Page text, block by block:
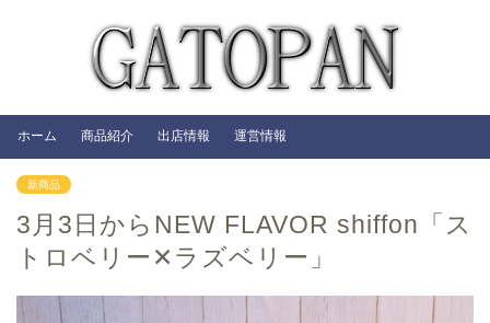
ホーム 商品紹介 出店情報 運営情報
新商品
3月3日からNEW FLAVOR shiffon「ス
トロベリー✕ラズベリー」